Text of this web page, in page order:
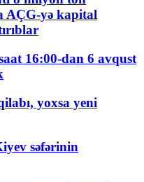
AÇG-yə kapital
16:00-dan 6 avqust
yoxsa yeni
səfərinin